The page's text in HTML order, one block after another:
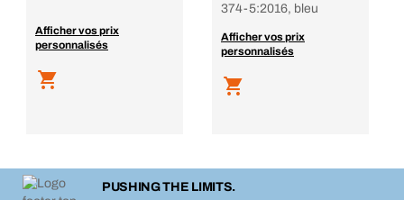
Afficher vos prix
personnalisés
374-5:2016, bleu
Afficher vos prix
personnalisés
PUSHING THE LIMITS.